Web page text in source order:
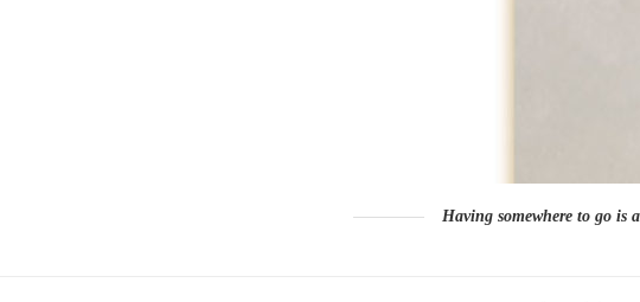
Having somewhere to go is